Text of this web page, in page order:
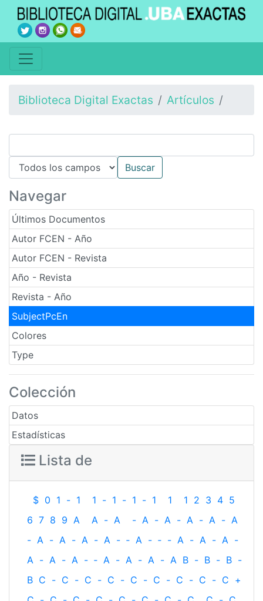
Biblioteca Digital Exactas Artículos
Navegar
Últimos Documentos
Autor FCEN - Año
Autor FCEN - Revista
Año - Revista
Revista - Año
SubjectPcEn
Colores
Type
Colección
Datos
Estadísticas
Lista de
$ 0 1 - 1 1 - 1 - 1 - 1 1 1 2 3 4 5
6 7 8 9 A A - A - A - A - A - A - A
- A - A - A - A - ‐ A - ‐ - A - A - A -
A - A - A - ‐ A - A - A - A B - B - B -
B C - C - C - C - C - C - C - C - C +